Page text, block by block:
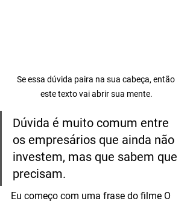
Se essa dúvida paira na sua cabeça, então
este texto vai abrir sua mente.
Dúvida é muito comum entre
os empresários que ainda não
investem, mas que sabem que
precisam.
Eu começo com uma frase do filme O